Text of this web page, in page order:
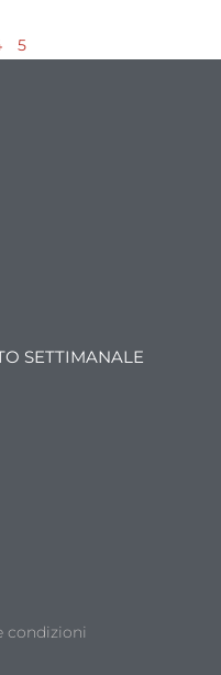
5
SETTIMANALE
condizioni